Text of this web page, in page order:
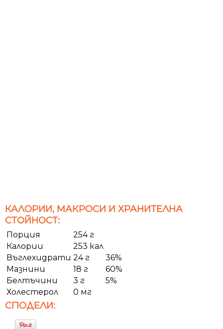
КАЛОРИИ, МАКРОСИ И ХРАНИТЕЛНА
СТОЙНОСТ:
Порция
254 г
Калории
253 кал
Въглехидрати 24 г
36%
Мазнини
18 г
60%
Белтъчини
3 г
5%
Холестерол
0 мг
СПОДЕЛИ: